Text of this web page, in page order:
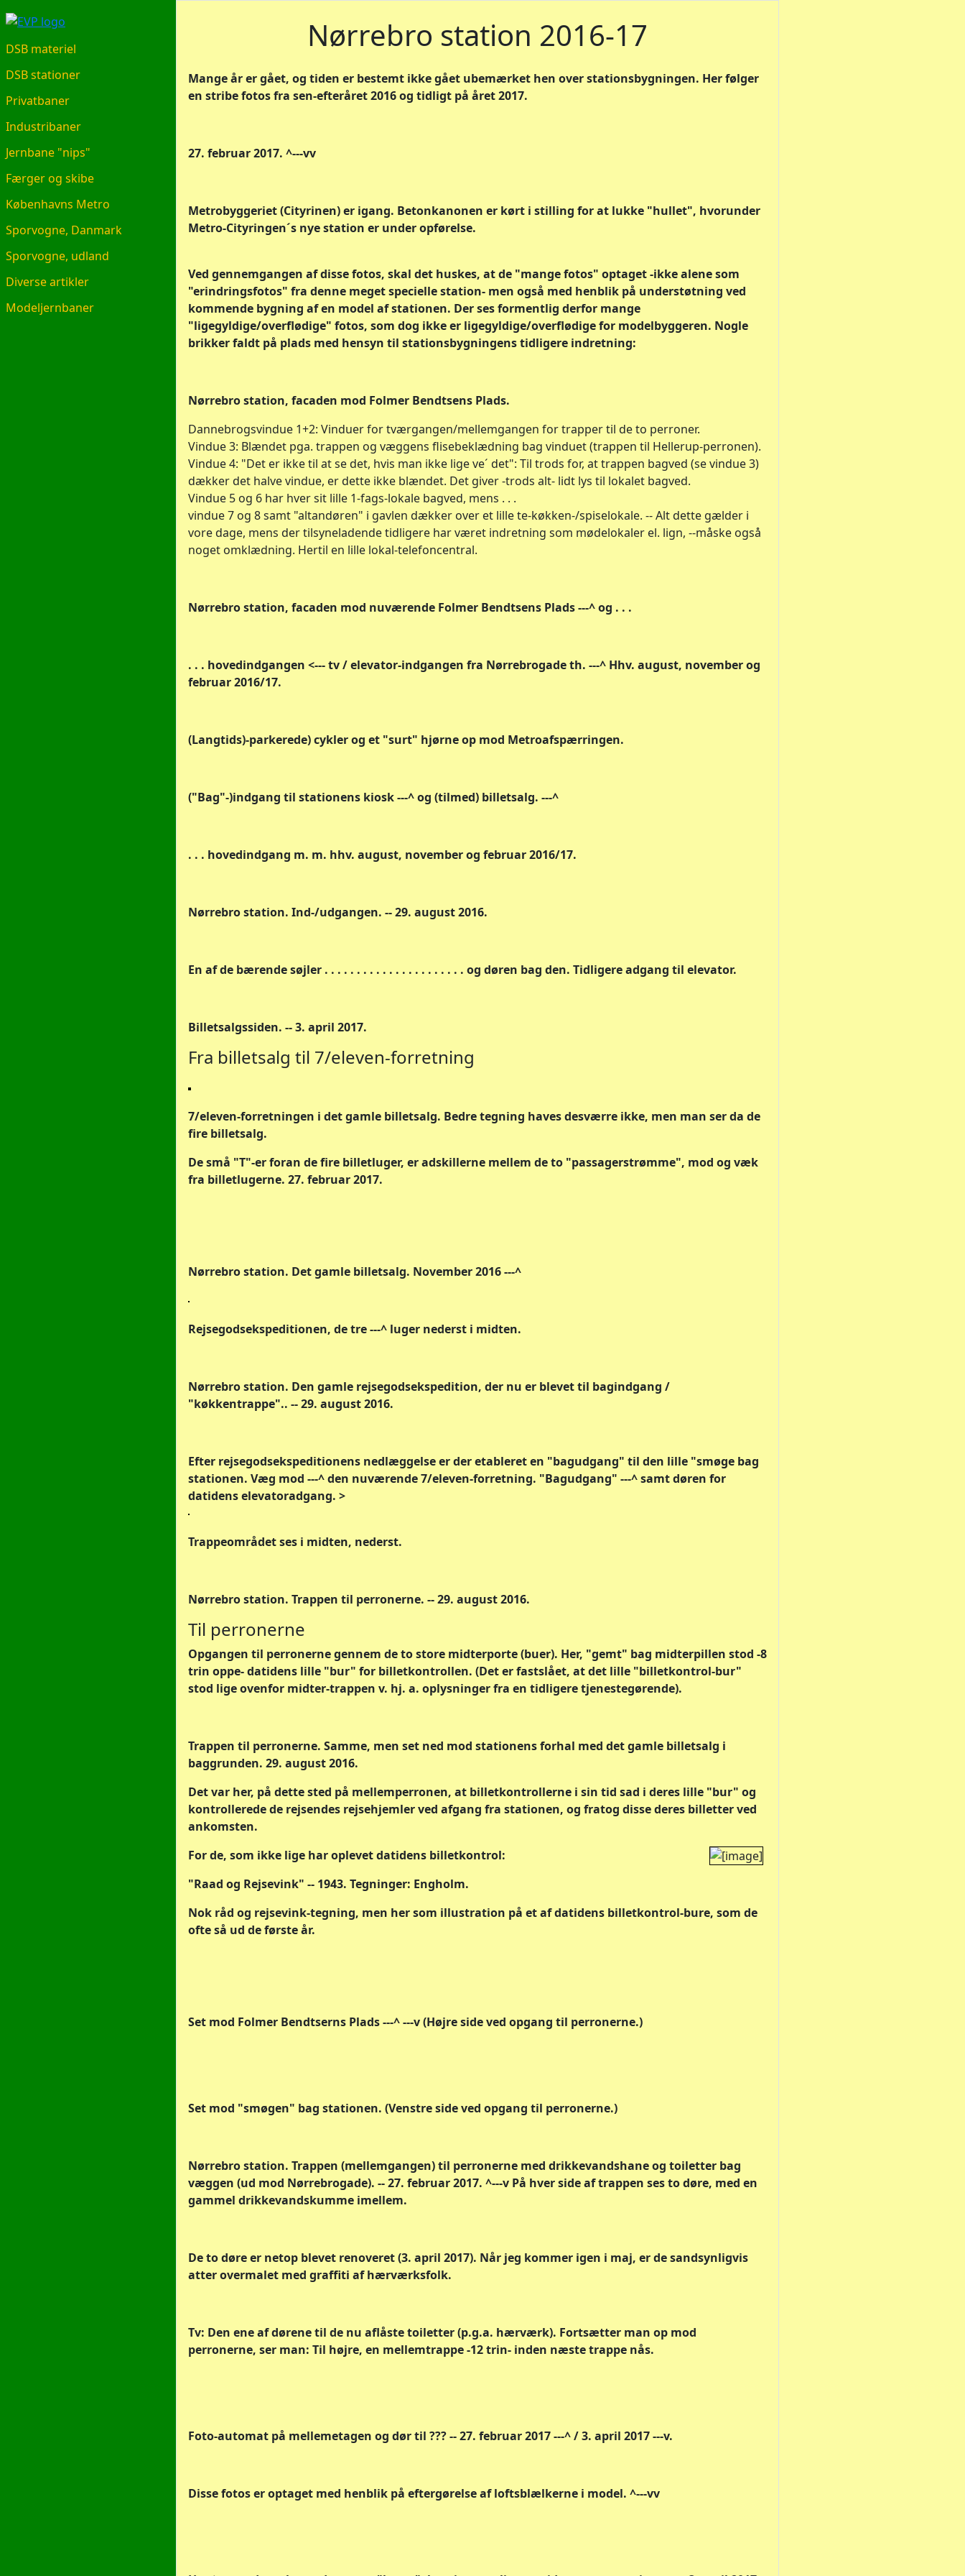
EVP.DK
DSB materiel
DSB stationer
Privatbaner
Industribaner
Jernbane "nips"
Færger og skibe
Københavns Metro
Sporvogne, Danmark
Sporvogne, udland
Diverse artikler
Modeljernbaner
Nørrebro station 2016-17
Mange år er gået, og tiden er bestemt ikke gået ubemærket hen over stationsbygningen. Her følger
en stribe fotos fra sen-efteråret 2016 og tidligt på året 2017.
27. februar 2017. ^---vv
Metrobyggeriet (Cityrinen) er igang. Betonkanonen er kørt i stilling for at lukke "hullet", hvorunder
Metro-Cityringen´s nye station er under opførelse.
Ved gennemgangen af disse fotos, skal det huskes, at de "mange fotos" optaget -ikke alene som
"erindringsfotos" fra denne meget specielle station- men også med henblik på understøtning ved
kommende bygning af en model af stationen. Der ses formentlig derfor mange
"ligegyldige/overflødige" fotos, som dog ikke er ligegyldige/overflødige for modelbyggeren. Nogle
brikker faldt på plads med hensyn til stationsbygningens tidligere indretning:
Nørrebro station, facaden mod Folmer Bendtsens Plads.
Dannebrogsvindue 1+2: Vinduer for tværgangen/mellemgangen for trapper til de to perroner.
Vindue 3: Blændet pga. trappen og væggens flisebeklædning bag vinduet (trappen til Hellerup-perronen).
Vindue 4: "Det er ikke til at se det, hvis man ikke lige ve´ det": Til trods for, at trappen bagved (se vindue 3)
dækker det halve vindue, er dette ikke blændet. Det giver -trods alt- lidt lys til lokalet bagved.
Vindue 5 og 6 har hver sit lille 1-fags-lokale bagved, mens . . .
vindue 7 og 8 samt "altandøren" i gavlen dækker over et lille te-køkken-/spiselokale. -- Alt dette gælder i
vore dage, mens der tilsyneladende tidligere har været indretning som mødelokaler el. lign, --måske også
noget omklædning. Hertil en lille lokal-telefoncentral.
Nørrebro station, facaden mod nuværende Folmer Bendtsens Plads ---^ og . . .
. . . hovedindgangen <--- tv / elevator-indgangen fra Nørrebrogade th. ---^ Hhv. august, november og
februar 2016/17.
(Langtids)-parkerede) cykler og et "surt" hjørne op mod Metroafspærringen.
("Bag"-)indgang til stationens kiosk ---^ og (tilmed) billetsalg. ---^
. . . hovedindgang m. m. hhv. august, november og februar 2016/17.
Nørrebro station. Ind-/udgangen. -- 29. august 2016.
En af de bærende søjler . . . . . . . . . . . . . . . . . . . . . . og døren bag den. Tidligere adgang til elevator.
Billetsalgssiden. -- 3. april 2017.
Fra billetsalg til 7/eleven-forretning
7/eleven-forretningen i det gamle billetsalg. Bedre tegning haves desværre ikke, men man ser da de
fire billetsalg.
De små "T"-er foran de fire billetluger, er adskillerne mellem de to "passagerstrømme", mod og væk
fra billetlugerne. 27. februar 2017.
Nørrebro station. Det gamle billetsalg. November 2016 ---^
Rejsegodsekspeditionen, de tre ---^ luger nederst i midten.
Nørrebro station. Den gamle rejsegodsekspedition, der nu er blevet til bagindgang /
"køkkentrappe".. -- 29. august 2016.
Efter rejsegodsekspeditionens nedlæggelse er der etableret en "bagudgang" til den lille "smøge bag
stationen. Væg mod ---^ den nuværende 7/eleven-forretning. "Bagudgang" ---^ samt døren for
datidens elevatoradgang. >
Trappeområdet ses i midten, nederst.
Nørrebro station. Trappen til perronerne. -- 29. august 2016.
Til perronerne
Opgangen til perronerne gennem de to store midterporte (buer). Her, "gemt" bag midterpillen stod -8
trin oppe- datidens lille "bur" for billetkontrollen. (Det er fastslået, at det lille "billetkontrol-bur"
stod lige ovenfor midter-trappen v. hj. a. oplysninger fra en tidligere tjenestegørende).
Trappen til perronerne. Samme, men set ned mod stationens forhal med det gamle billetsalg i
baggrunden. 29. august 2016.
Det var her, på dette sted på mellemperronen, at billetkontrollerne i sin tid sad i deres lille "bur" og
kontrollerede de rejsendes rejsehjemler ved afgang fra stationen, og fratog disse deres billetter ved
ankomsten.
For de, som ikke lige har oplevet datidens billetkontrol:
"Raad og Rejsevink" -- 1943. Tegninger: Engholm.
Nok råd og rejsevink-tegning, men her som illustration på et af datidens billetkontrol-bure, som de
ofte så ud de første år.
Set mod Folmer Bendtserns Plads ---^ ---v (Højre side ved opgang til perronerne.)
Set mod "smøgen" bag stationen. (Venstre side ved opgang til perronerne.)
Nørrebro station. Trappen (mellemgangen) til perronerne med drikkevandshane og toiletter bag
væggen (ud mod Nørrebrogade). -- 27. februar 2017. ^---v På hver side af trappen ses to døre, med en
gammel drikkevandskumme imellem.
De to døre er netop blevet renoveret (3. april 2017). Når jeg kommer igen i maj, er de sandsynligvis
atter overmalet med graffiti af hærværksfolk.
Tv: Den ene af dørene til de nu aflåste toiletter (p.g.a. hærværk). Fortsætter man op mod
perronerne, ser man: Til højre, en mellemtrappe -12 trin- inden næste trappe nås.
Foto-automat på mellemetagen og dør til ??? -- 27. februar 2017 ---^ / 3. april 2017 ---v.
Disse fotos er optaget med henblik på eftergørelse af loftsblælkerne i model. ^---vv